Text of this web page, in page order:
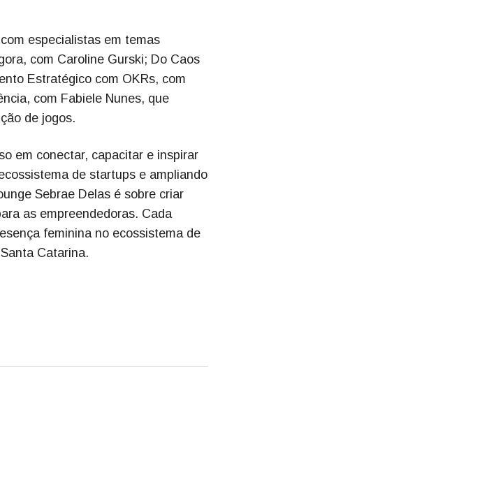
especialistas em temas
com Caroline Gurski; Do Caos
Estratégico com OKRs, com
com Fabiele Nunes, que
de jogos.
em conectar, capacitar e inspirar
de startups e ampliando
Sebrae Delas é sobre criar
as empreendedoras. Cada
feminina no ecossistema de
Catarina.